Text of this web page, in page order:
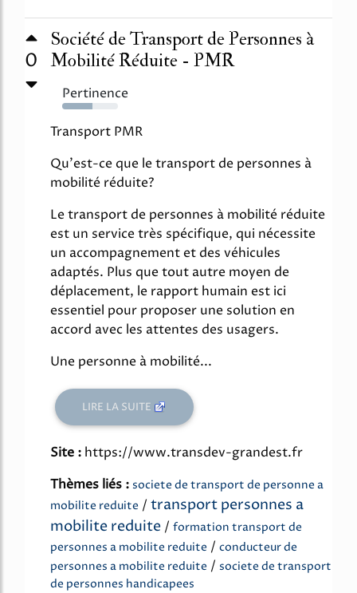
0
Société de Transport de Personnes à
Mobilité Réduite - PMR
Pertinence
54%
Transport PMR
Qu'est-ce que le transport de personnes à
mobilité réduite?
Le transport de personnes à mobilité réduite
est un service très spécifique, qui nécessite
un accompagnement et des véhicules
adaptés. Plus que tout autre moyen de
déplacement, le rapport humain est ici
essentiel pour proposer une solution en
accord avec les attentes des usagers.
Une personne à mobilité...
LIRE LA SUITE
Site : https://www.transdev-grandest.fr
Thèmes liés : societe de transport de personne a
mobilite reduite / transport personnes a
mobilite reduite / formation transport de
personnes a mobilite reduite / conducteur de
personnes a mobilite reduite / societe de transport
de personnes handicapees